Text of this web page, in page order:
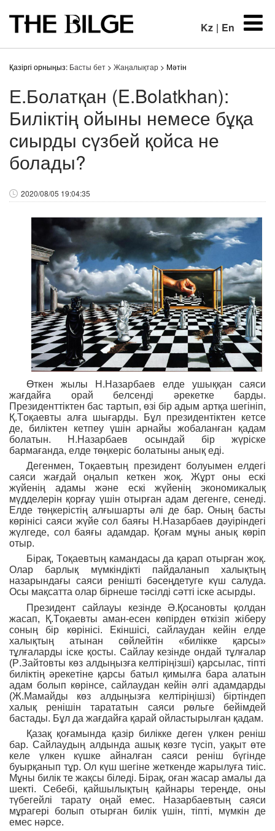
Kz | En
Қазіргі орныңыз: Басты бет > Жаңалықтар > Мәтін
Е.Болатқан (E.Bolatkhan):
Биліктің ойыны немесе бұқа
сиырды сүзбей қойса не
болады?
2020/08/05 19:04:35
Өткен жылы Н.Назарбаев елде ушыққан саяси
жағдайға орай белсенді әрекетке барды.
Президенттіктен бас тартып, өзі бір адым артқа шегініп,
Қ.Тоқаевты алға шығарды. Бұл президентіктен кетсе
де, биліктен кетпеу үшін арнайы жобаланған қадам
болатын. Н.Назарбаев осындай бір жүріске
бармағанда, елде төңкеріс болатыны анық еді.
Дегенмен, Тоқаевтың президентболуымен елдегі
саяси жағдай оңалып кеткен жоқ. Жұрт оны ескі
жүйенің адамы және ескі жүйенің экономикалық
мүдделерін қорғау үшін отырған адам дегенге, сенеді.
Елде төңкерістің алғышарты әлі де бар. Оның басты
көрінісі саяси жүйе сол баяғы Н.Назарбаев дәуіріндегі
жүлгеде, сол баяғы адамдар. Қоғам мұны анық көріп
отыр.
Бірақ, Тоқаевтың камандасы да қарап отырған жоқ.
Олар барлық мүмкіндікті пайдаланып халықтың
назарындағы саяси ренішті бәсеңдетуге күш салуда.
Осы мақсатта олар бірнеше тәсілді сәтті іске асырды.
Президент сайлауы кезінде Ә.Қосановты қолдан
жасап, Қ.Тоқаевты аман-есен көпірден өткізіп жіберу
соның бір көрінісі. Екіншісі, сайлаудан кейін елде
халықтың атынан сөйлейтін «билікке қарсы»
тұлғаларды іске қосты. Сайлау кезінде ондай тұлғалар
(Р.Зайтовты көз алдыңызға келтіріңізші) қарсылас, тіпті
биліктің әрекетіне қарсы батыл қимылға бара алатын
адам болып көрінсе, сайлаудан кейін әлгі адамдарды
(Ж.Мамайды көз алдыңызға келтіріңішзі) біртіндеп
халық ренішін тарататын саяси рөльге бейімдей
бастады. Бұл да жағдайға қарай ойластырылған қадам.
Қазақ қоғамында қазір билікке деген үлкен реніш
бар. Сайлаудың алдында ашық көзге түсіп, уақыт өте
келе үлкен күшке айналған саяси реніш бүгінде
буырқанып тұр. Ол күш шегіне жеткенде жарылуға тиіс.
Мұны билік те жақсы біледі. Бірақ, оған жасар амалы да
шекті. Себебі, қайшылықтың қайнары тереңде, оны
түбегейлі тарату оңай емес. Назарбаевтың саяси
мұрагері болып отырған билік үшін, тіпті, мүмкін де
емес нәрсе.